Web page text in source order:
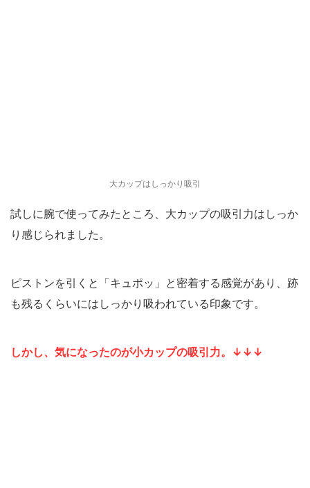
大カップはしっかり吸引
試しに腕で使ってみたところ、大カップの吸引力はしっか
り感じられました。
ピストンを引くと「キュポッ」と密着する感覚があり、跡
も残るくらいにはしっかり吸われている印象です。
しかし、気になったのが小カップの吸引力。↓↓↓